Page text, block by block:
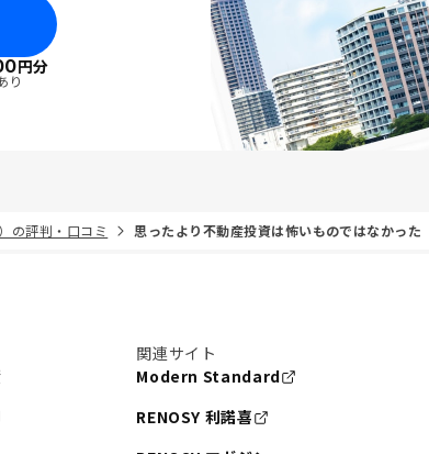
円分
り
の評判・口コミ 思ったより不動産投資は怖いものではなかった
関連サイト
Modern Standard
RENOSY 利諾喜